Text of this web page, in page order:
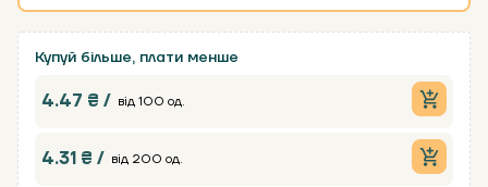
Купуй більше, плати менше
4.47 ₴ / від 100 од.
4.31 ₴ / від 200 од.